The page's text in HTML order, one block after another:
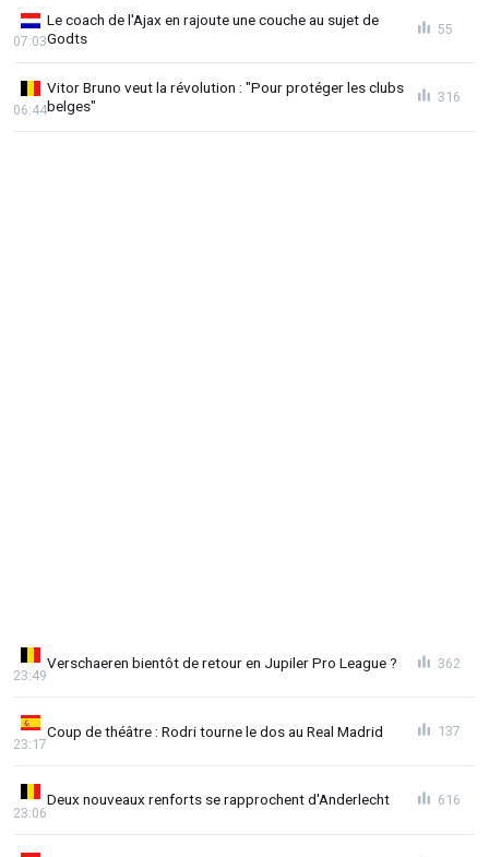
Le coach de l'Ajax en rajoute une couche au sujet de
Godts
07:03
55
Vitor Bruno veut la révolution : "Pour protéger les clubs
belges"
06:44
316
Verschaeren bientôt de retour en Jupiler Pro League ?
23:49
362
Coup de théâtre : Rodri tourne le dos au Real Madrid
23:17
137
Deux nouveaux renforts se rapprochent d'Anderlecht
23:06
616